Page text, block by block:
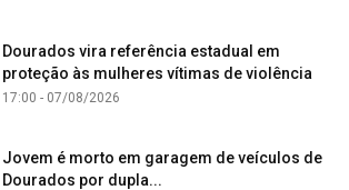
Dourados vira referência estadual em
proteção às mulheres vítimas de violência
17:00 - 07/08/2026
Jovem é morto em garagem de veículos de
Dourados por dupla...